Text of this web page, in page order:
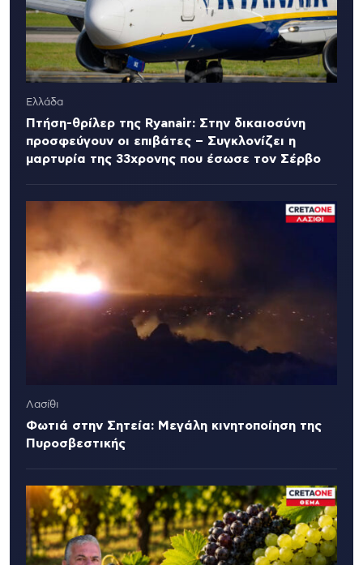
Ελλάδα
Πτήση-θρίλερ της Ryanair: Στην δικαιοσύνη
προσφεύγουν οι επιβάτες – Συγκλονίζει η
μαρτυρία της 33χρονης που έσωσε τον Σέρβο
Λασίθι
Φωτιά στην Σητεία: Μεγάλη κινητοποίηση της
Πυροσβεστικής